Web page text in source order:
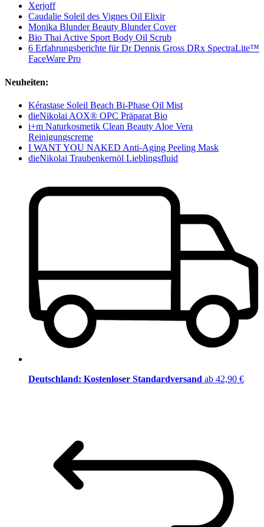
Xerjoff
Caudalie Soleil des Vignes Oil Elixir
Monika Blunder Beauty Blunder Cover
Bio Thai Active Sport Body Oil Scrub
6 Erfahrungsberichte für Dr Dennis Gross DRx SpectraLite™
FaceWare Pro
Neuheiten:
Kérastase Soleil Beach Bi-Phase Oil Mist
dieNikolai AOX® OPC Präparat Bio
i+m Naturkosmetik Clean Beauty Aloe Vera
Reinigungscreme
I WANT YOU NAKED Anti-Aging Peeling Mask
dieNikolai Traubenkernöl Lieblingsfluid
Deutschland: Kostenloser Standardversand ab 42,90 €